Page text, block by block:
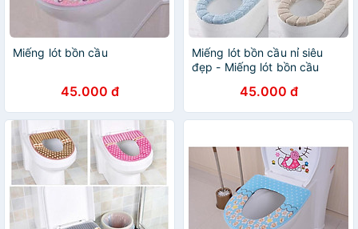
Miếng lót bồn cầu
45.000 đ
Miếng lót bồn cầu nỉ siêu
đẹp - Miếng lót bồn cầu
45.000 đ